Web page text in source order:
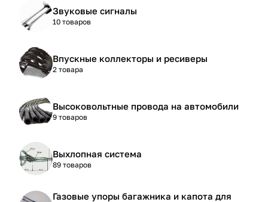
Звуковые сигналы
10 товаров
Впускные коллекторы и ресиверы
2 товара
Высоковольтные провода на автомобили
9 товаров
Выхлопная система
89 товаров
Газовые упоры багажника и капота для